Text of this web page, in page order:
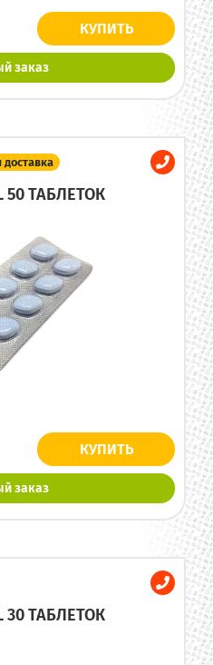
КУПИТЬ
заказ
доставка
50 ТАБЛЕТОК
КУПИТЬ
заказ
30 ТАБЛЕТОК